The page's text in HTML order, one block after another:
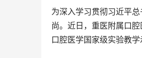
为深入学习贯彻习近平
尚。近日，重医附属口
口腔医学国家级实验教